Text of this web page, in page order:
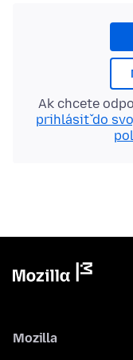
Ak chcete
prihlásiť do
Mozilla